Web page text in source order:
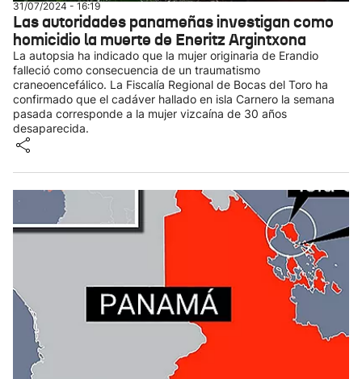
31/07/2024 - 16:19
Las autoridades panameñas investigan como
homicidio la muerte de Eneritz Argintxona
La autopsia ha indicado que la mujer originaria de Erandio
falleció como consecuencia de un traumatismo
craneoencefálico. La Fiscalía Regional de Bocas del Toro ha
confirmado que el cadáver hallado en isla Carnero la semana
pasada corresponde a la mujer vizcaína de 30 años
desaparecida.